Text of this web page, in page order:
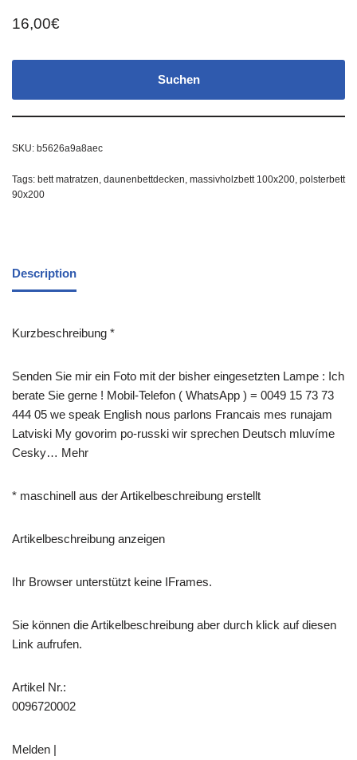
16,00€
Suchen
SKU: b5626a9a8aec
Tags: bett matratzen daunenbettdecken massivholzbett 100x200 polsterbett
90x200
Description
Kurzbeschreibung *
Senden Sie mir ein Foto mit der bisher eingesetzten Lampe : Ich
berate Sie gerne ! Mobil-Telefon ( WhatsApp ) = 0049 15 73 73
444 05 we speak English nous parlons Francais mes runajam
Latviski My govorim po-russki wir sprechen Deutsch mluvíme
Cesky… Mehr
* maschinell aus der Artikelbeschreibung erstellt
Artikelbeschreibung anzeigen
Ihr Browser unterstützt keine IFrames.
Sie können die Artikelbeschreibung aber durch klick auf diesen
Link aufrufen.
Artikel Nr.:
0096720002
Melden |